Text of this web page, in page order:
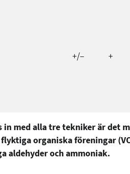
+/‒ +
in med alla tre tekniker är det
organiska föreningar
aldehyder och ammoniak.